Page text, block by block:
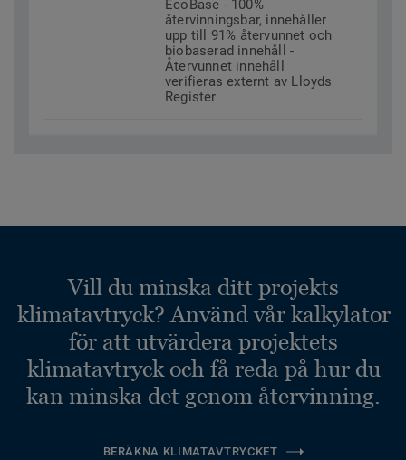
EcoBase - 100%
återvinningsbar, innehåller
upp till 91% återvunnet och
biobaserad innehåll -
Återvunnet innehåll
verifieras externt av Lloyds
Register
Vill du minska ditt projekts
klimatavtryck? Använd vår kalkylator
för att utvärdera projektets
klimatavtryck och få reda på hur du
kan minska det genom återvinning.
BERÄKNA KLIMATAVTRYCKET